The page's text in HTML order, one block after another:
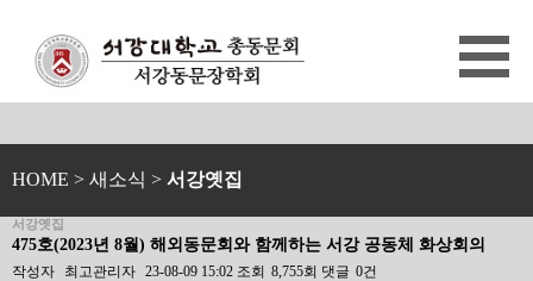
HOME > 새소식 > 서강옛집
서강옛집
475호(2023년 8월) 해외동문회와 함께하는 서강 공동체 화상회의
작성자 최고관리자 23-08-09 15:02 조회 8,755회 댓글 0건